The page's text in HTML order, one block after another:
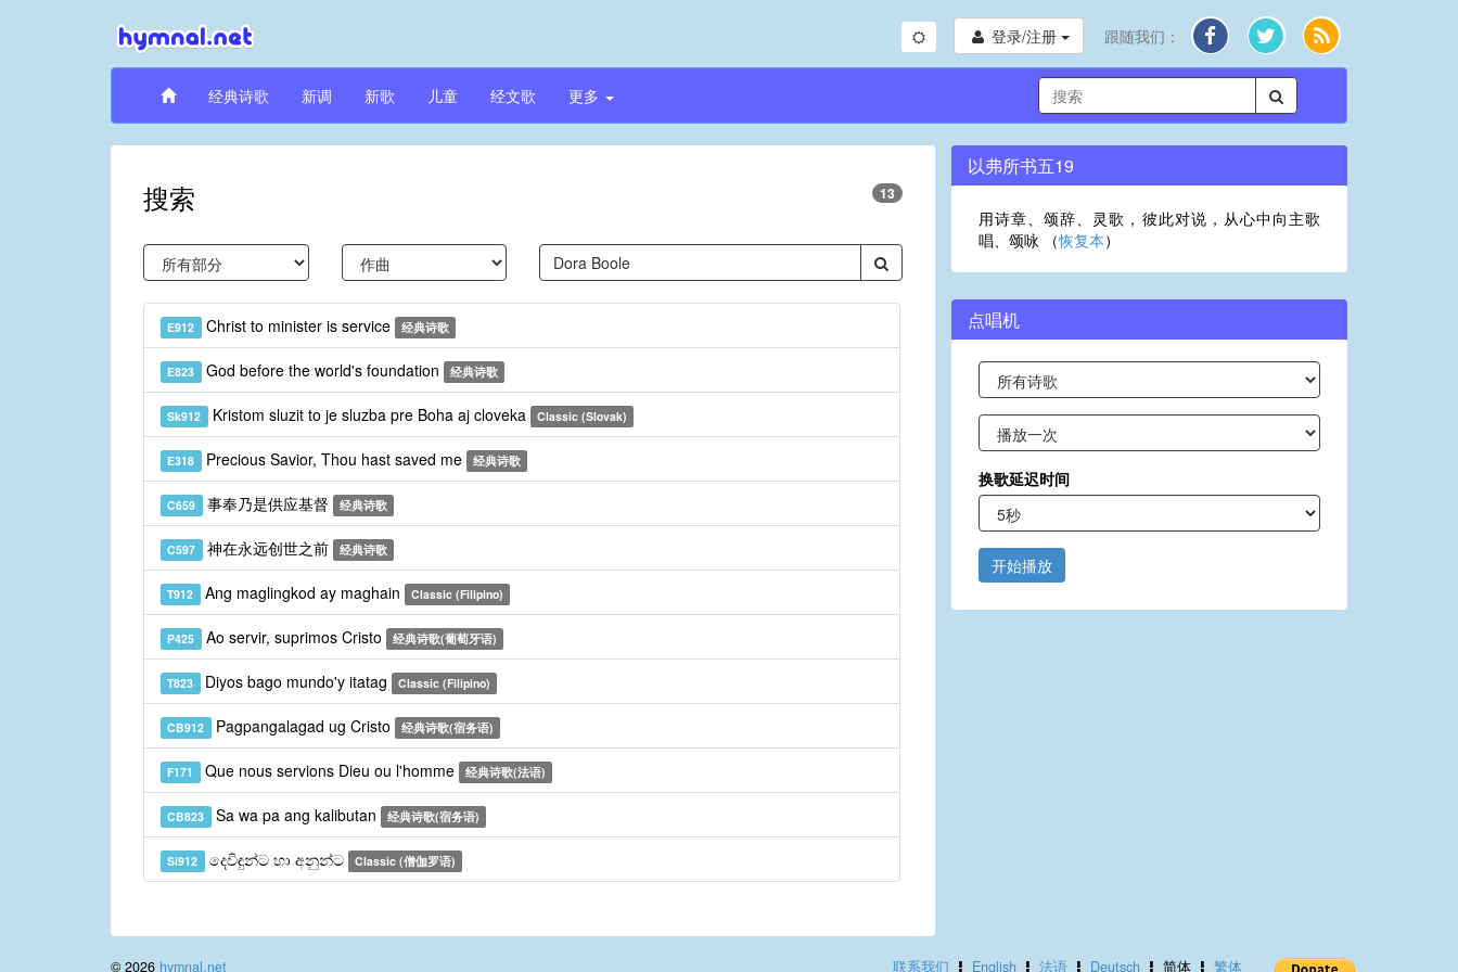
登录/注册 跟随我们：
经典诗歌 新调 新歌 儿童 经文歌 更多
搜索 13
E912 Christ to minister is service 经典诗歌
E823 God before the world's foundation 经典诗歌
Sk912 Kristom sluzit to je sluzba pre Boha aj cloveka Classic (Slovak)
E318 Precious Savior, Thou hast saved me 经典诗歌
C659 事奉乃是供应基督 经典诗歌
C597 神在永远创世之前 经典诗歌
T912 Ang maglingkod ay maghain Classic (Filipino)
P425 Ao servir, suprimos Cristo 经典诗歌(葡萄牙语)
T823 Diyos bago mundo'y itatag Classic (Filipino)
CB912 Pagpangalagad ug Cristo 经典诗歌(宿务语)
F171 Que nous servions Dieu ou l'homme 经典诗歌(法语)
CB823 Sa wa pa ang kalibutan 经典诗歌(宿务语)
Si912 දෙවිඳුන්ට හා අනුන්ට Classic (僧伽罗语)
以弗所书五19
用诗章、颂辞、灵歌，彼此对说，从心中向主歌
唱、颂咏 （恢复本）
点唱机
换歌延迟时间
开始播放
联系我们 English 法语 Deutsch 简体 繁体
© 2026 hymnal.net